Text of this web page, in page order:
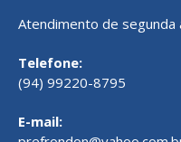
Atendimento de segunda
Telefone:
(94) 99220-8795
E-mail: